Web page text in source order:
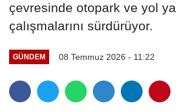
çevresinde otopark ve yol
çalışmalarını sürdürüyor.
GÜNDEM 08 Temmuz 2026 - 11:22